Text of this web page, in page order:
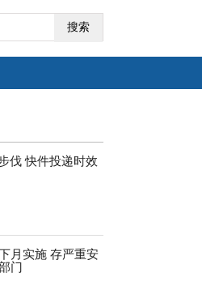
搜索
伐 快件投递时效
月实施 存严重安
门